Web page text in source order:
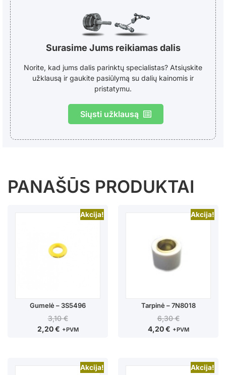
Surasime Jums reikiamas dalis
Norite, kad jums dalis parinktų specialistas? Atsiųskite
užklausą ir gaukite pasiūlymą su dalių kainomis ir
pristatymu.
Siųsti užklausą
PANAŠŪS PRODUKTAI
Akcija!
Gumelė – 3S5496
3,10€
2,20€ +PVM
Akcija!
Tarpinė – 7N8018
6,30€
4,20€ +PVM
Akcija! Akcija!